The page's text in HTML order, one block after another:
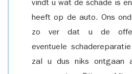
vindt u wat de schade is
heeft op de auto. Ons
zo ver dat u de
eventuele
zal u dus niks ontgaan